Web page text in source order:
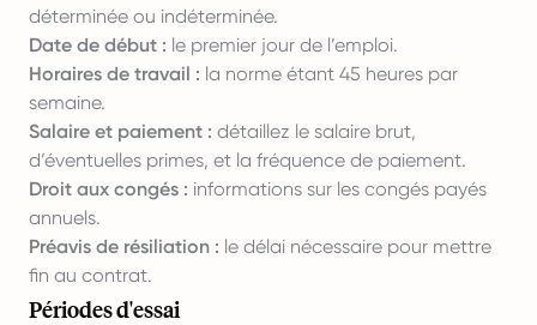
déterminée ou indéterminée.
Date de début : le premier jour de l’emploi.
Horaires de travail : la norme étant 45 heures par
semaine.
Salaire et paiement : détaillez le salaire brut,
d’éventuelles primes, et la fréquence de paiement.
Droit aux congés : informations sur les congés payés
annuels.
Préavis de résiliation : le délai nécessaire pour mettre
fin au contrat.
Périodes d'essai